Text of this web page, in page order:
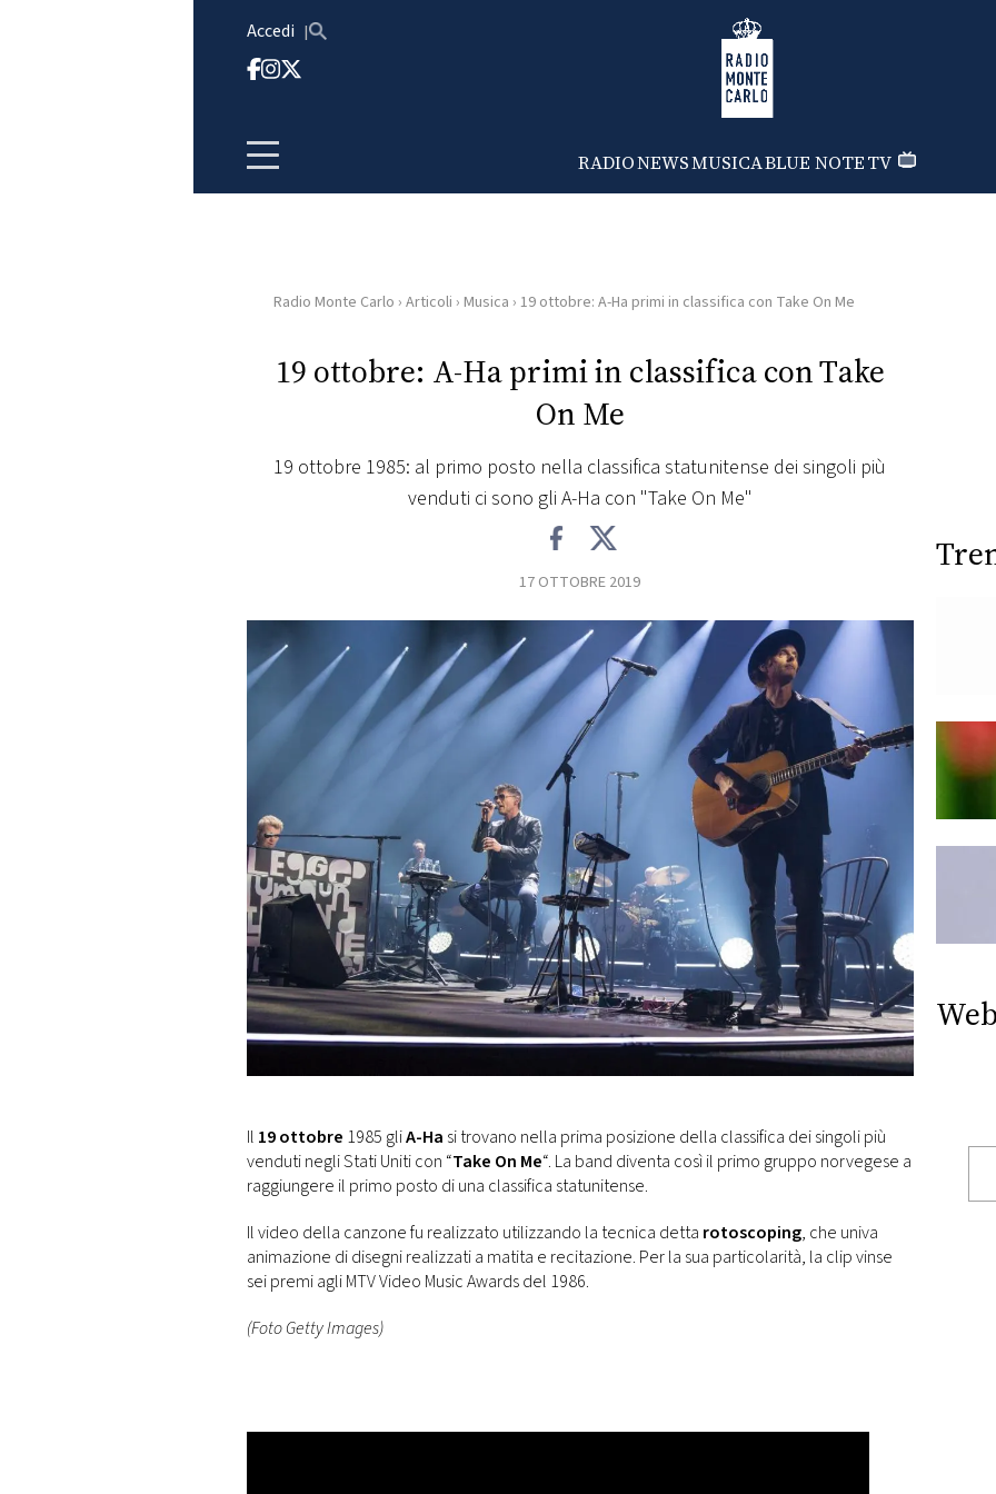
Accedi Radio Monte Carlo
RADIONEWSMUSICABLUE NOTETV
HOME
RADIO
RADIO
FOTO
CONCORSI
VIDEO
TV
PRINCIPATO
DI
MONACO
Radio Monte Carlo › Articoli › Musica › 19 ottobre: A-Ha primi in classifica con Take On Me
19 ottobre: A-Ha primi in classifica con Take
On Me
19 ottobre 1985: al primo posto nella classifica statunitense dei singoli più
venduti ci sono gli A-Ha con "Take On Me"
17 OTTOBRE 2019
Il 19 ottobre 1985 gliA-Ha si trovano nella prima posizione della classifica dei singoli più
venduti negli Stati Uniti con “Take On Me“. La band diventa così il primo gruppo norvegese a
raggiungere il primo posto di una classifica statunitense.
Il video della canzone fu realizzato utilizzando la tecnica detta rotoscoping, che univa
animazione di disegni realizzati a matita e recitazione. Per la sua particolarità, la clip vinse
sei premi agli MTV Video Music Awards del 1986.
(Foto Getty Images)